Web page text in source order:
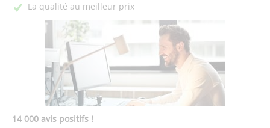
La qualité au meilleur prix
14 000 avis positifs !